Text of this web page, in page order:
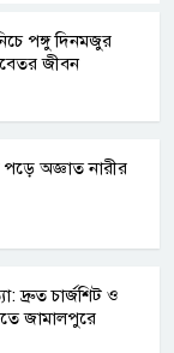
পঙ্গু দিনমজুর
জীবন
পড়ে অজ্ঞাত নারীর
দ্রুত চার্জশিট ও
জামালপুরে